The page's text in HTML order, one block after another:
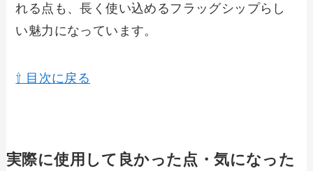
れる点も、長く使い込めるフラッグシップらし
い魅力になっています。
⇧ 目次に戻る
実際に使用して良かった点・気になった